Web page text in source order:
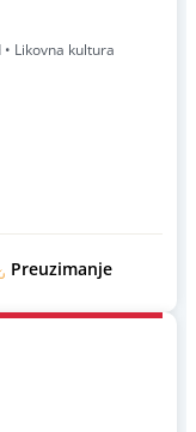
Likovna kultura
Preuzimanje